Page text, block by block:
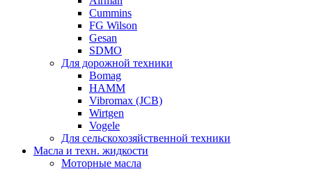
Cummins
FG Wilson
Gesan
SDMO
Для дорожной техники
Bomag
HAMM
Vibromax (JCB)
Wirtgen
Vogele
Для сельскохозяйственной техники
Масла и техн. жидкости
Моторные масла